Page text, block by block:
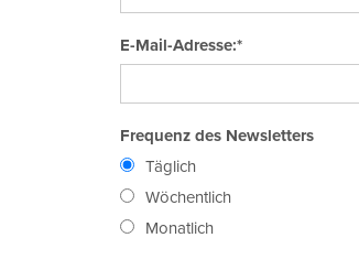
E-Mail-Adresse:*
Frequenz des Newsletters
Täglich
Wöchentlich
Monatlich